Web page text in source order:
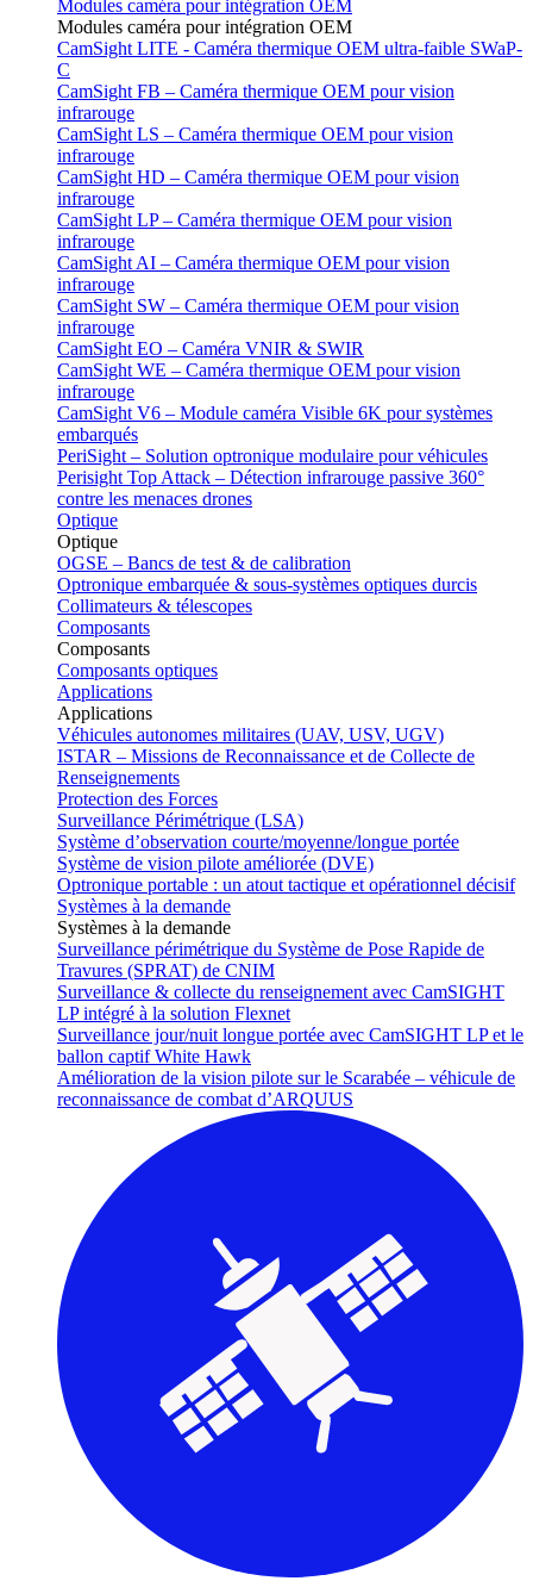
Modules caméra pour intégration OEM
Modules caméra pour intégration OEM
CamSight LITE - Caméra thermique OEM ultra-faible SWaP-
C
CamSight FB – Caméra thermique OEM pour vision
infrarouge
CamSight LS – Caméra thermique OEM pour vision
infrarouge
CamSight HD – Caméra thermique OEM pour vision
infrarouge
CamSight LP – Caméra thermique OEM pour vision
infrarouge
CamSight AI – Caméra thermique OEM pour vision
infrarouge
CamSight SW – Caméra thermique OEM pour vision
infrarouge
CamSight EO – Caméra VNIR & SWIR
CamSight WE – Caméra thermique OEM pour vision
infrarouge
CamSight V6 – Module caméra Visible 6K pour systèmes
embarqués
PeriSight – Solution optronique modulaire pour véhicules
Perisight Top Attack – Détection infrarouge passive 360°
contre les menaces drones
Optique
Optique
OGSE – Bancs de test & de calibration
Optronique embarquée & sous-systèmes optiques durcis
Collimateurs & télescopes
Composants
Composants
Composants optiques
Applications
Applications
Véhicules autonomes militaires (UAV, USV, UGV)
ISTAR – Missions de Reconnaissance et de Collecte de
Renseignements
Protection des Forces
Surveillance Périmétrique (LSA)
Système d’observation courte/moyenne/longue portée
Système de vision pilote améliorée (DVE)
Optronique portable : un atout tactique et opérationnel décisif
Systèmes à la demande
Systèmes à la demande
Surveillance périmétrique du Système de Pose Rapide de
Travures (SPRAT) de CNIM
Surveillance & collecte du renseignement avec CamSIGHT
LP intégré à la solution Flexnet
Surveillance jour/nuit longue portée avec CamSIGHT LP et le
ballon captif White Hawk
Amélioration de la vision pilote sur le Scarabée – véhicule de
reconnaissance de combat d’ARQUUS